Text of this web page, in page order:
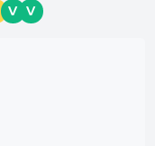
V V